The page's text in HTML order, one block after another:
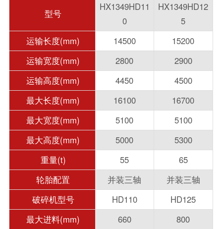
型号
HX1349HD11
0
HX1349HD12
5
运输长度(mm)
14500
15200
运输宽度(mm)
2800
2900
运输高度(mm)
4450
4500
最大长度(mm)
16100
16700
最大宽度(mm)
5100
5100
最大高度(mm)
5000
5300
重量(t)
55
65
轮胎配置
并装三轴
并装三轴
破碎机型号
HD110
HD125
最大进料(mm)
660
800